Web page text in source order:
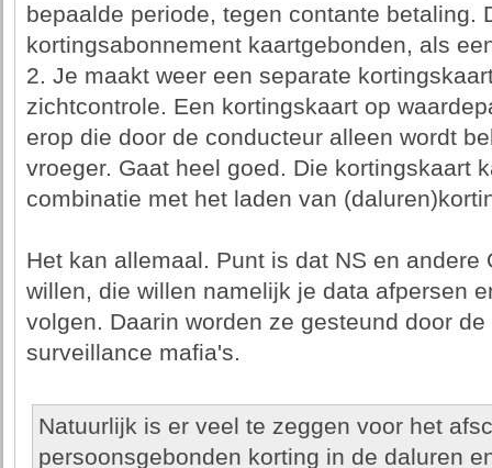
bepaalde periode, tegen contante betaling.
kortingsabonnement kaartgebonden, als
2. Je maakt weer een separate
zichtcontrole. Een kortingskaart op
erop die door de conducteur alleen wordt
vroeger. Gaat heel goed. Die kortingskaart
combinatie met het laden van
Het kan allemaal. Punt is dat NS en andere
willen, die willen namelijk je data afpersen
volgen. Daarin worden ze gesteund door
surveillance mafia's.
Natuurlijk is er veel te zeggen voor het
persoonsgebonden korting in de daluren